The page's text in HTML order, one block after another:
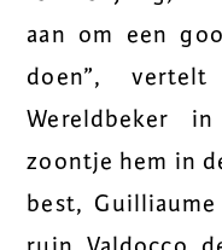
aan om een
doen”,
Wereldbeker
zoontje hem in
best,